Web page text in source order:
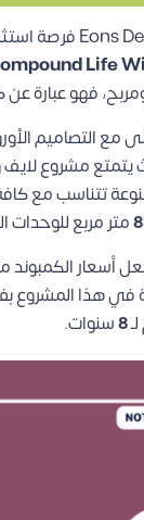
فهو عبارة
يتمتع مشروع
تتناسب مع
متر مربع
أسعار الكمبوند
هذا المشروع
8سنوات.